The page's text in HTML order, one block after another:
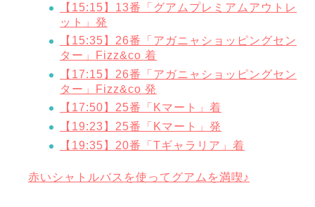
【15:15】13番「グアムプレミアムアウトレ
ット」発
【15:35】26番「アガニャショッピングセン
ター」Fizz&co 着
【17:15】26番「アガニャショッピングセン
ター」Fizz&co 発
【17:50】25番「Kマート」着
【19:23】25番「Kマート」発
【19:35】20番「Tギャラリア」着
赤いシャトルバスを使ってグアムを満喫♪